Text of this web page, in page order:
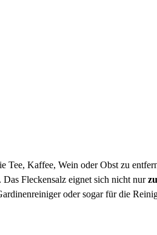
Tee, Kaffee, Wein oder Obst zu
Fleckensalz eignet sich nicht nur
oder sogar für die